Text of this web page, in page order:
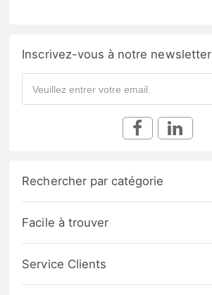
Inscrivez-vous à notre newsletter
Rechercher par catégorie
Facile à trouver
Service Clients